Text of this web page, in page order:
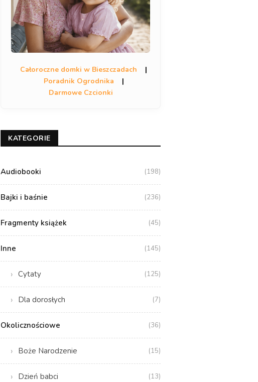
Całoroczne domki w Bieszczadach
|
Poradnik Ogrodnika
|
Darmowe Czcionki
KATEGORIE
Audiobooki (198)
Bajki i baśnie (236)
Fragmenty książek (45)
Inne (145)
Cytaty (125)
Dla dorosłych (7)
Okolicznościowe (36)
Boże Narodzenie (15)
Dzień babci (13)